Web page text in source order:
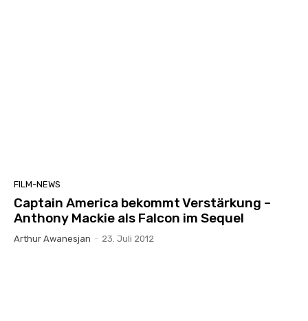
FILM-NEWS
Captain America bekommt Verstärkung –
Anthony Mackie als Falcon im Sequel
Arthur Awanesjan - 23. Juli 2012